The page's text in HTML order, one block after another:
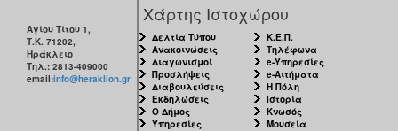
Αγίου Τίτου 1,
Τ.Κ. 71202,
Ηράκλειο
Τηλ.: 2813-409000
email:info@heraklion.gr
Χάρτης Ιστοχώρου
Δελτία Τύπου
Ανακοινώσεις
Διαγωνισμοί
Προσλήψεις
Διαβουλεύσεις
Εκδηλώσεις
Ο Δήμος
Υπηρεσίες
Κ.Ε.Π.
Τηλέφωνα
e-Υπηρεσίες
e-Αιτήματα
Η Πόλη
Ιστορία
Κνωσός
Μουσεία